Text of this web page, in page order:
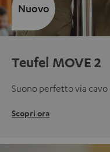
Teufel MOVE 2
Suono perfetto via cavo
Scopri ora
Nuovo